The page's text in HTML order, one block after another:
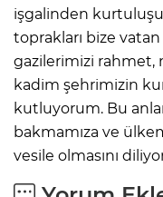
işgalinden
toprakları bize
gazilerimizi rahmet,
kadim şehrimizin
kutluyorum. Bu
bakmamıza ve
vesile olmasını